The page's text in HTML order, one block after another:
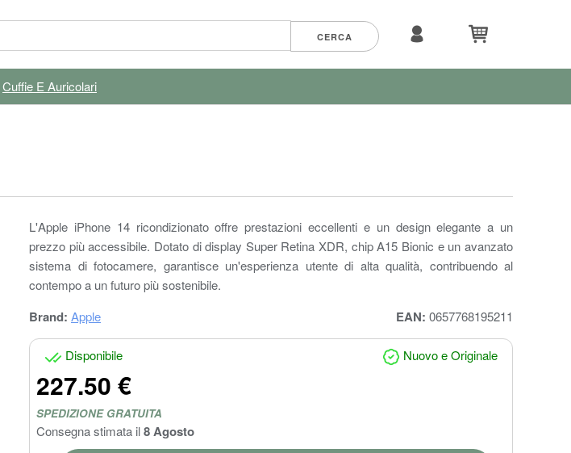
Cuffie E Auricolari
L'Apple iPhone 14 ricondizionato offre prestazioni eccellenti e un design elegante a un
prezzo più accessibile. Dotato di display Super Retina XDR, chip A15 Bionic e un avanzato
sistema di fotocamere, garantisce un'esperienza utente di alta qualità, contribuendo al
contempo a un futuro più sostenibile.
Brand: Apple EAN: 0657768195211
Disponibile Nuovo e Originale
227.50 €
SPEDIZIONE GRATUITA
Consegna stimata il8 Agosto